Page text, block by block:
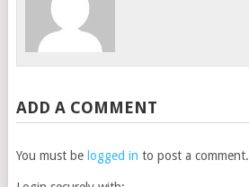
ADD A COMMENT
You must be logged in to post a comment.